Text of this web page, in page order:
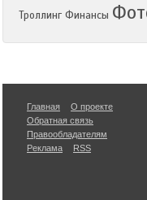
Троллинг Финансы
Главная
О проекте
Обратная связь
Правообладателям
Реклама
RSS